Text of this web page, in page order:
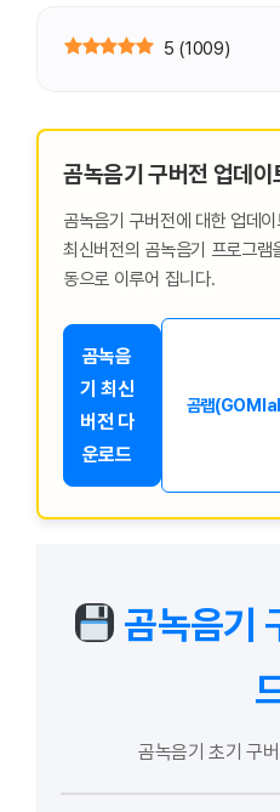
5 (1009)
곰녹음기 구버전 업데이
곰녹음기 구버전에 대한 업데
최신버전의 곰녹음기 프로그
동으로 이루어 집니다.
곰녹음
기 최신
버전 다
운로드
곰랩
곰녹음기
곰녹음기 초기 구